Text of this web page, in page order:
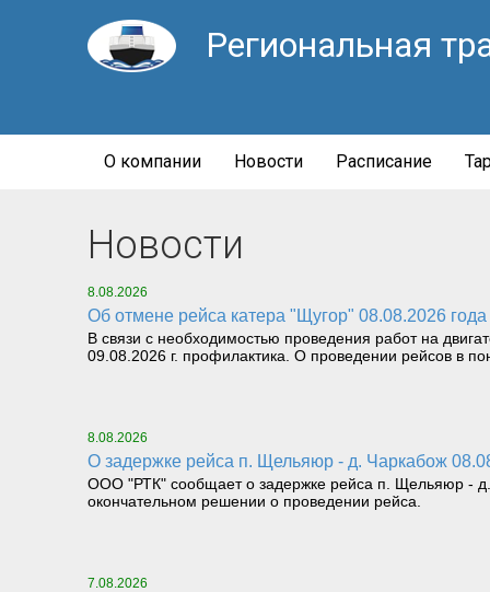
Региональная
О компании Новости Расписание
Новости
8.08.2026
Об отмене рейса катера "Щугор" 08.08.2026 года
В связи с необходимостью проведения работ на
09.08.2026 г. профилактика. О проведении рейсов в
8.08.2026
О задержке рейса п. Щельяюр - д. Чаркабож
ООО "РТК" сообщает о задержке рейса п. Щельяюр - д.
окончательном решении о проведении рейса.
7.08.2026